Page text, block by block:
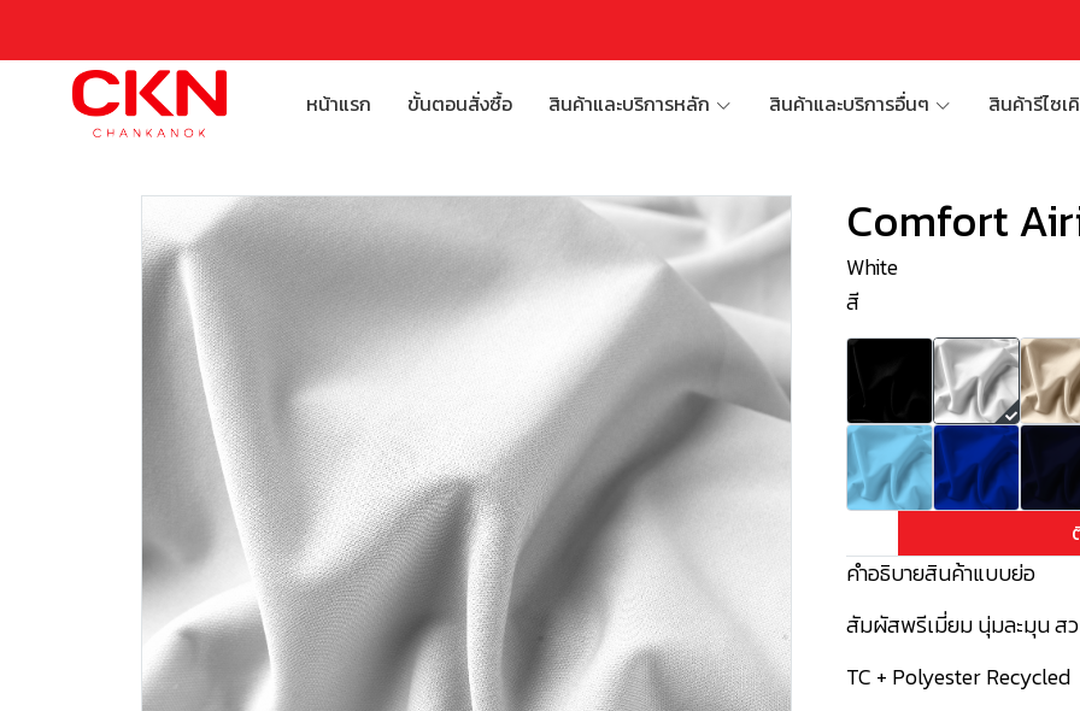
หน้าแรก ขั้นตอนสั่งซื้อ สินค้าและบริการหลัก สินค้าและบริการอื่นๆ สินค้ารีไซเ
Comfort
White
สี
คำอธิบายสินค้าแบบย่อ
สัมผัสพรีเมี่ยม นุ่มละมุน ส
TC + Polyester Recycled